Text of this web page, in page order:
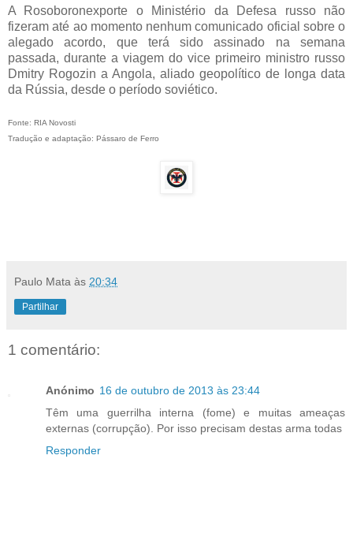
A Rosoboronexporte o Ministério da Defesa russo não
fizeram até ao momento nenhum comunicado oficial sobre o
alegado acordo, que terá sido assinado na semana
passada, durante a viagem do vice primeiro ministro russo
Dmitry Rogozin a Angola, aliado geopolítico de longa data
da Rússia, desde o período soviético.
Fonte: RIA Novosti
Tradução e adaptação: Pássaro de Ferro
Paulo Mata às 20:34
Partilhar
1 comentário:
Anónimo 16 de outubro de 2013 às 23:44
Têm uma guerrilha interna (fome) e muitas ameaças
externas (corrupção). Por isso precisam destas arma todas
Responder